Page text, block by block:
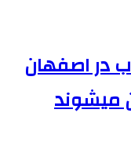
در اصفهان
میشوند